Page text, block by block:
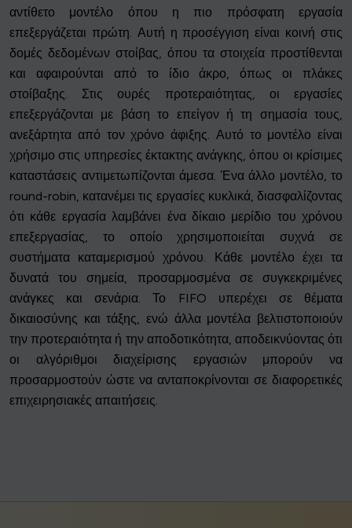
αντίθετο μοντέλο όπου η πιο πρόσφατη εργασία
επεξεργάζεται πρώτη. Αυτή η προσέγγιση είναι κοινή στις
δομές δεδομένων στοίβας, όπου τα στοιχεία προστίθενται
και αφαιρούνται από το ίδιο άκρο, όπως οι πλάκες
στοίβαξης. Στις ουρές προτεραιότητας, οι εργασίες
επεξεργάζονται με βάση το επείγον ή τη σημασία τους,
ανεξάρτητα από τον χρόνο άφιξης. Αυτό το μοντέλο είναι
χρήσιμο στις υπηρεσίες έκτακτης ανάγκης, όπου οι κρίσιμες
καταστάσεις αντιμετωπίζονται άμεσα. Ένα άλλο μοντέλο, το
round-robin, κατανέμει τις εργασίες κυκλικά, διασφαλίζοντας
ότι κάθε εργασία λαμβάνει ένα δίκαιο μερίδιο του χρόνου
επεξεργασίας, το οποίο χρησιμοποιείται συχνά σε
συστήματα καταμερισμού χρόνου. Κάθε μοντέλο έχει τα
δυνατά του σημεία, προσαρμοσμένα σε συγκεκριμένες
ανάγκες και σενάρια. Το FIFO υπερέχει σε θέματα
δικαιοσύνης και τάξης, ενώ άλλα μοντέλα βελτιστοποιούν
την προτεραιότητα ή την αποδοτικότητα, αποδεικνύοντας ότι
οι αλγόριθμοι διαχείρισης εργασιών μπορούν να
προσαρμοστούν ώστε να ανταποκρίνονται σε διαφορετικές
επιχειρησιακές απαιτήσεις.